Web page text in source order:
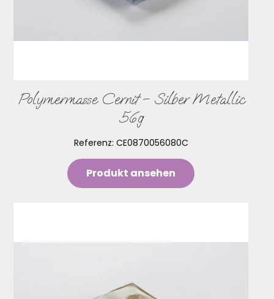
Polymermasse Cernit – Silber Metallic
56g
Referenz: CE0870056080C
Produkt ansehen